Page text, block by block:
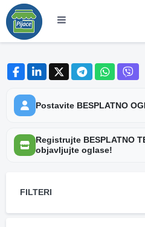
Postavite BESPLATNO
Registrujte BESPLATNO
objavljujte oglase!
FILTERI